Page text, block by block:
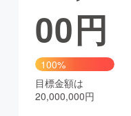
Creation
ya コミュニティ
00円
100%
目標金額は
20,000,000円